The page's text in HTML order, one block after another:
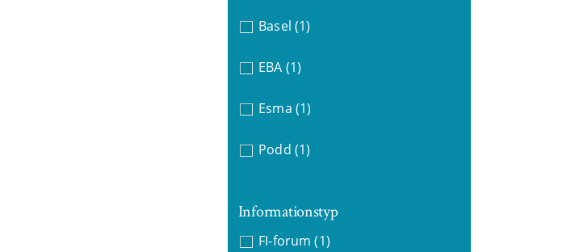
Basel (1)
EBA (1)
Esma (1)
Podd (1)
Informationstyp
FI-forum (1)